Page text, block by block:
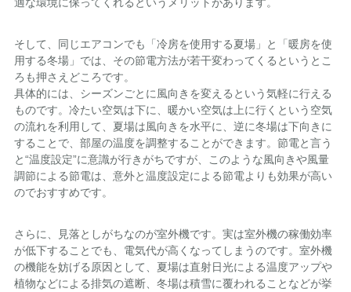
そして、同じエアコンでも「冷房を使用する夏場」と「暖房を使
用する冬場」では、その節電方法が若干変わってくるというとこ
ろも押さえどころです。
具体的には、シーズンごとに風向きを変えるという気軽に行える
ものです。冷たい空気は下に、暖かい空気は上に行くという空気
の流れを利用して、夏場は風向きを水平に、逆に冬場は下向きに
することで、部屋の温度を調整することができます。節電と言う
と“温度設定”に意識が行きがちですが、このような風向きや風量
調節による節電は、意外と温度設定による節電よりも効果が高い
のでおすすめです。
さらに、見落としがちなのが室外機です。実は室外機の稼働効率
が低下することでも、電気代が高くなってしまうのです。室外機
の機能を妨げる原因として、夏場は直射日光による温度アップや
植物などによる排気の遮断、冬場は積雪に覆われることなどが挙